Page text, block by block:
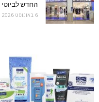
החדש
6 באוגוסט 2026